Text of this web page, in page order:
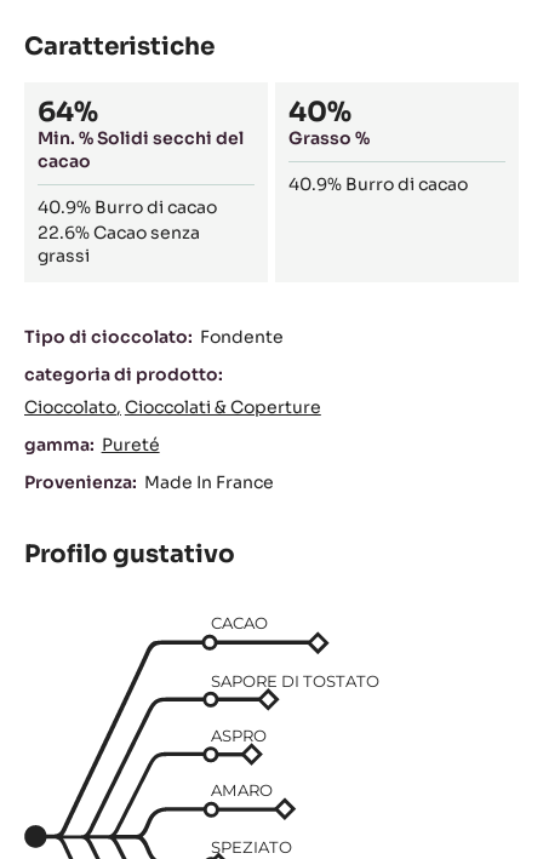
Caratteristiche
Composition
64%
Min. % Solidi secchi del
cacao
40.9% Burro di cacao
22.6%Cacao senza
grassi
40%
Grasso %
40.9% Burro di cacao
Caratteristiche
Tipo di cioccolato: Fondente
categoria di prodotto:
Cioccolato Cioccolati & Coperture
gamma: Pureté
Provenienza: Made In France
Profilo gustativo
CACAO
SAPORE DI TOSTATO
ASPRO
AMARO
SPEZIATO